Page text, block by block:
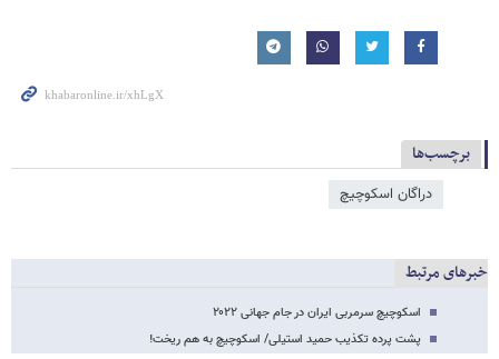
برچسب‌ها
دراگان اسکوچیچ
خبرهای مرتبط
اسکوچیچ سرمربی ایران در جام جهانی ۲۰۲۲
پشت پرده تکذیب حمید استیلی/ اسکوچیچ به هم ریخت!